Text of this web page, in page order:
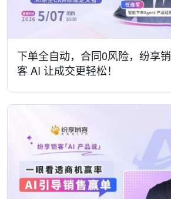
下单全自动，合同0风险，纷享销
客 AI 让成交更轻松！